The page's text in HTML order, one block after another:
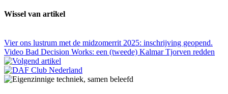
Wissel van artikel
Vier ons lustrum met de midzomerrit 2025: inschrijving geopend.
Video Bad Decision Works: een (tweede) Kalmar Tjorven redden